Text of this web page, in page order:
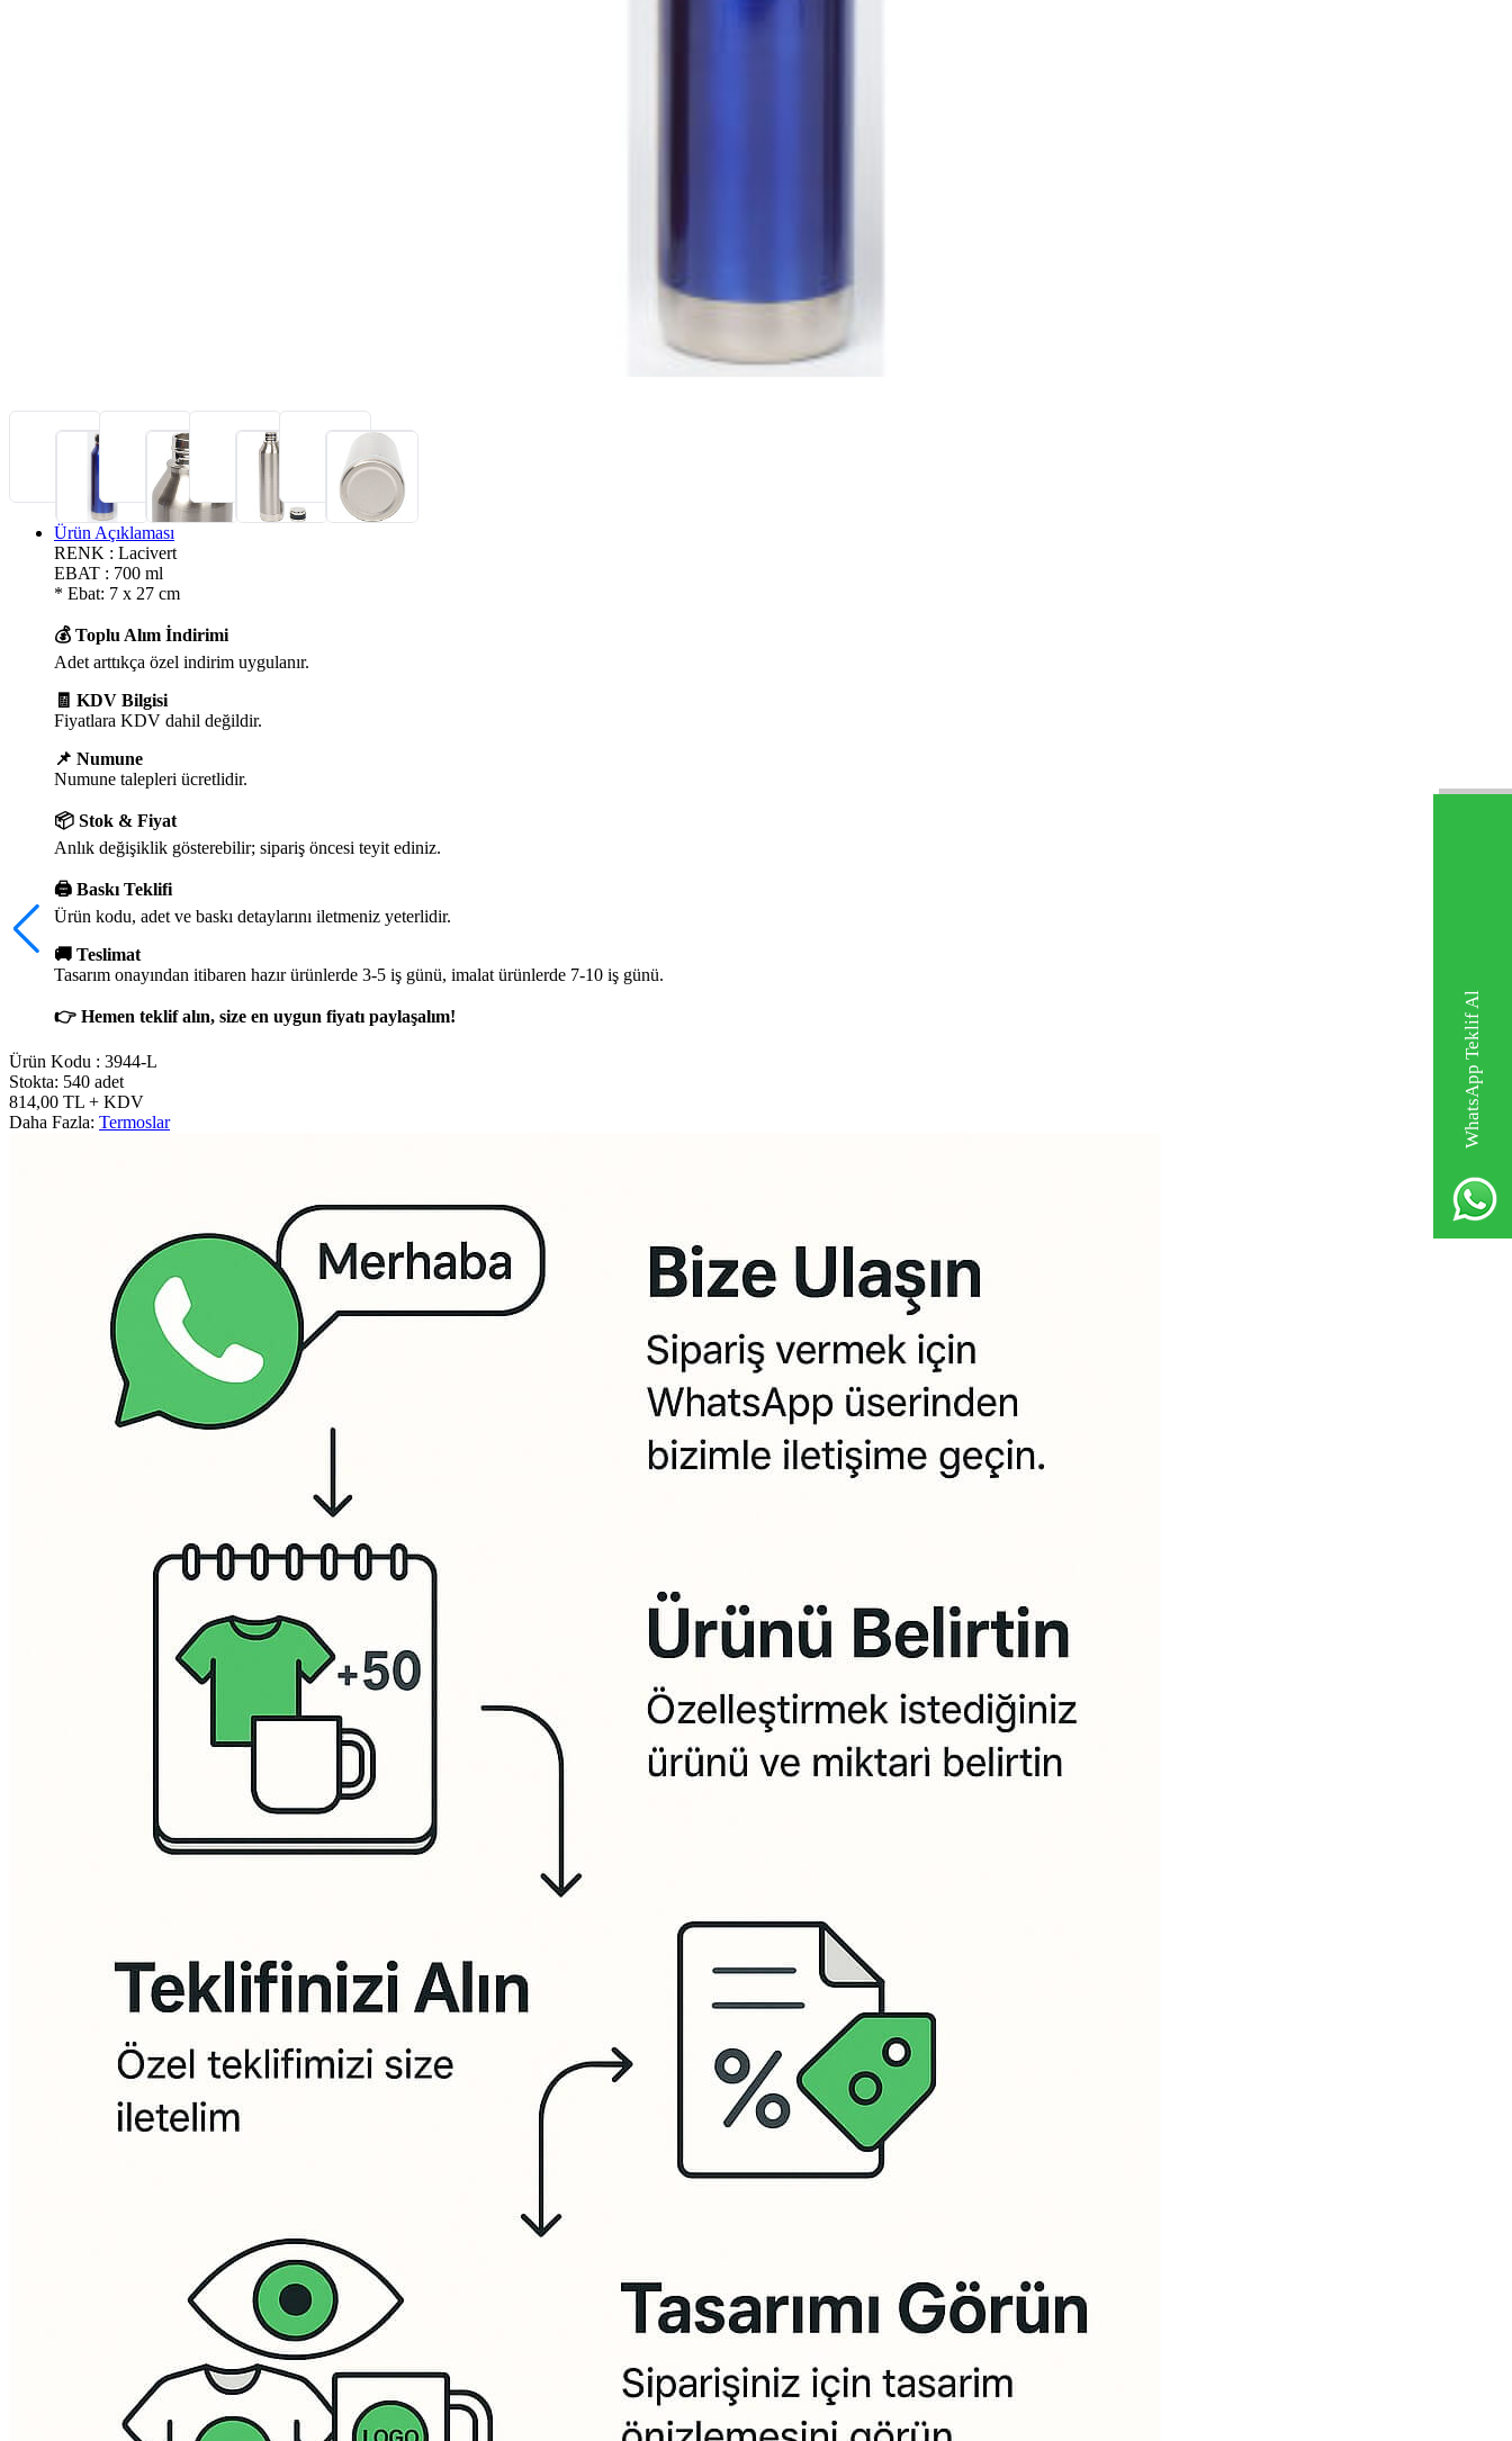
WhatsApp Teklif Al
Ürün Açıklaması
RENK : Lacivert
EBAT : 700 ml
* Ebat: 7 x 27 cm
💰 Toplu Alım İndirimi
Adet arttıkça özel indirim uygulanır.
🧾 KDV Bilgisi
Fiyatlara KDV dahil değildir.
📌 Numune
Numune talepleri ücretlidir.
📦 Stok & Fiyat
Anlık değişiklik gösterebilir; sipariş öncesi teyit ediniz.
🖨️ Baskı Teklifi
Ürün kodu, adet ve baskı detaylarını iletmeniz yeterlidir.
🚚 Teslimat
Tasarım onayından itibaren hazır ürünlerde 3-5 iş günü, imalat ürünlerde 7-10 iş günü.
👉 Hemen teklif alın, size en uygun fiyatı paylaşalım!
Ürün Kodu : 3944-L
Stokta: 540 adet
814,00 TL + KDV
Daha Fazla: Termoslar